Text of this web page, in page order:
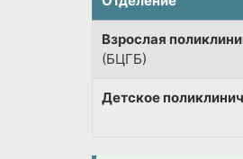
Взрослая
(БЦГБ)
Детское